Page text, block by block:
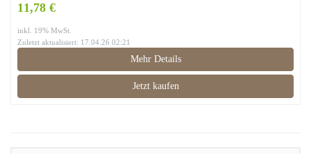
11,78 €
inkl. 19% MwSt.
Zuletzt aktualisiert: 17.04.26 02:21
Mehr Details
Jetzt kaufen